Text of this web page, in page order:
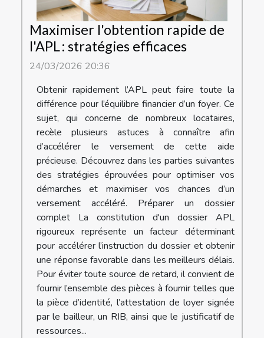
Maximiser l'obtention rapide de
l'APL : stratégies efficaces
24/03/2026 20:36
Obtenir rapidement l’APL peut faire toute la
différence pour l’équilibre financier d’un foyer. Ce
sujet, qui concerne de nombreux locataires,
recèle plusieurs astuces à connaître afin
d’accélérer le versement de cette aide
précieuse. Découvrez dans les parties suivantes
des stratégies éprouvées pour optimiser vos
démarches et maximiser vos chances d’un
versement accéléré. Préparer un dossier
complet La constitution d'un dossier APL
rigoureux représente un facteur déterminant
pour accélérer l’instruction du dossier et obtenir
une réponse favorable dans les meilleurs délais.
Pour éviter toute source de retard, il convient de
fournir l’ensemble des pièces à fournir telles que
la pièce d’identité, l’attestation de loyer signée
par le bailleur, un RIB, ainsi que le justificatif de
ressources...